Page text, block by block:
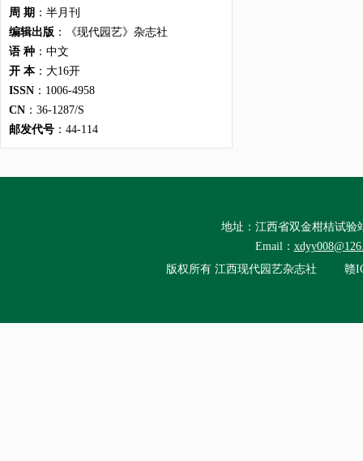
周 期 ：半月刊
编辑出版 ：《现代园艺》杂志社
语 种 ：中文
开 本：大16开
ISSN ：1006-4958
CN ：36-1287/S
邮发代号 ：44-114
地址：江西省双金柑桔试验
Email：
版权所有 江西现代园艺杂志社 赣